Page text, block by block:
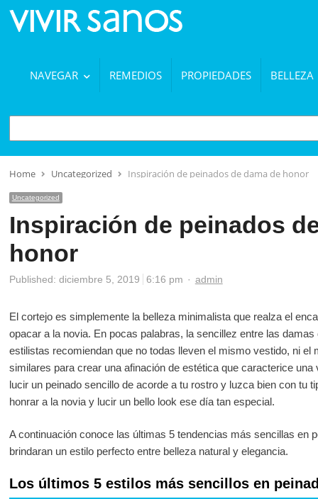
NAVEGAR REMEDIOS PROPIEDADES BELLEZA
BUSCAR
Home Uncategorized Inspiración de peinados de dama de honor
Uncategorized
Inspiración de peinados
honor
Published: diciembre 5, 2019 6:16 pm Author
admin
El cortejo es simplemente la belleza minimalista que realza el
opacar a la novia. En pocas palabras, la sencillez entre las
estilistas recomiendan que no todas lleven el mismo vestido, ni el
similares para crear una afinación de estética que caracterice
lucir un peinado sencillo de acorde a tu rostro y luzca bien con tu
honrar a la novia y lucir un bello look ese día tan especial.
A continuación conoce las últimas 5 tendencias más sencillas en
brindaran un estilo perfecto entre belleza natural y elegancia.
Los últimos 5 estilos más sencillos en